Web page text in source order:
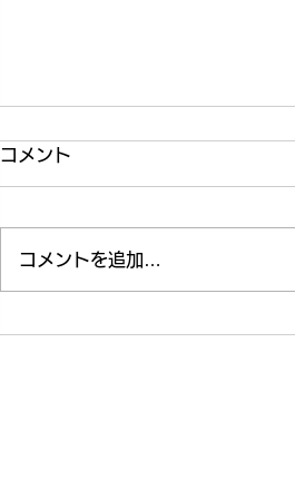
週末の課外活動🤗
コメント
コメントを追加…